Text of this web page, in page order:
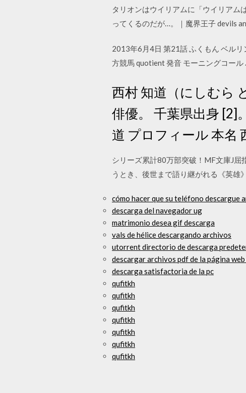
タリオンはウイリアムに「ウイリアム
ってくるのだが…。｜魔界王子 devils
2013年6月4日 第21話 ふくもん ベル
方競馬 quotient 発音 モーニングコー
西村 知道（にしむら
俳優。 千葉県出身 [2]
道 プロフィール 本名
シリーズ累計80万部突破！MF文庫J屈
うとき、後世まで語り継がれる《英雄
cómo hacer que su teléfono descargue
descarga del navegador ug
matrimonio desea gif descarga
vals de hélice descargando archivos
utorrent directorio de descarga
descargar archivos pdf de la página
descarga satisfactoria de la pc
qufitkh
qufitkh
qufitkh
qufitkh
qufitkh
qufitkh
qufitkh